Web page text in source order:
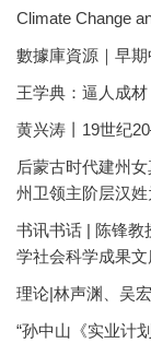
Climate Change
數據庫資源｜早
王学典：逼人成
黄兴涛丨19世纪
后蒙古时代建州
州卫领主阶层汉
书讯书话 | 陈锋教
学社会科学成果文
理论|林声渊、吴
“孙中山《实业计